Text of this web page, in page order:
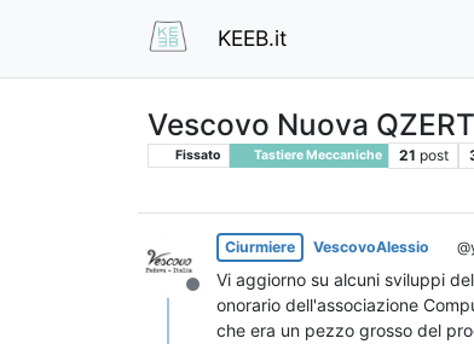
KEEB.it
Vescovo Nuova
Fissato Tastiere Meccaniche 21 post
Non in linea
Ciurmiere VescovoAlessio
Vi aggiorno su alcuni sviluppi
onorario dell'associazione
che era un pezzo grosso del